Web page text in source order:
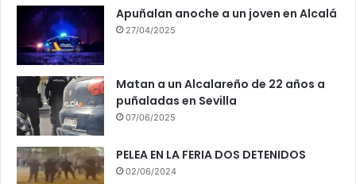
Apuñalan anoche a un joven en Alcalá
27/04/2025
Matan a un Alcalareño de 22 años a
puñaladas en Sevilla
07/06/2025
PELEA EN LA FERIA DOS DETENIDOS
02/06/2024